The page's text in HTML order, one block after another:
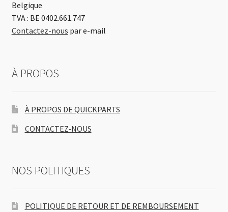
Belgique
TVA : BE 0402.661.747
Contactez-nous par e-mail
À PROPOS
À PROPOS DE QUICKPARTS
CONTACTEZ-NOUS
NOS POLITIQUES
POLITIQUE DE RETOUR ET DE REMBOURSEMENT